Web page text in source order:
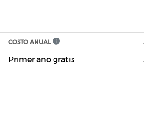
COSTO ANUAL
Primer año gratis